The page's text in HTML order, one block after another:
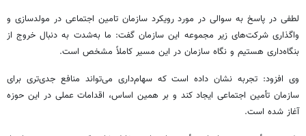
لطفی در پاسخ به سوالی در مورد رویکرد سازمان تامین اجتماعی در مولدسازی و
واگذاری شرکت‌های زیر مجموعه این سازمان گفت: ما به‌شدت به دنبال خروج از
بنگاه‌داری هستیم و نگاه سازمان در این مسیر کاملاً مشخص است.
وی افزود: تجربه نشان داده است که سهام‌داری می‌تواند منافع جدی‌تری برای
سازمان تأمین اجتماعی ایجاد کند و بر همین اساس، اقدامات عملی در این حوزه
آغاز شده است.